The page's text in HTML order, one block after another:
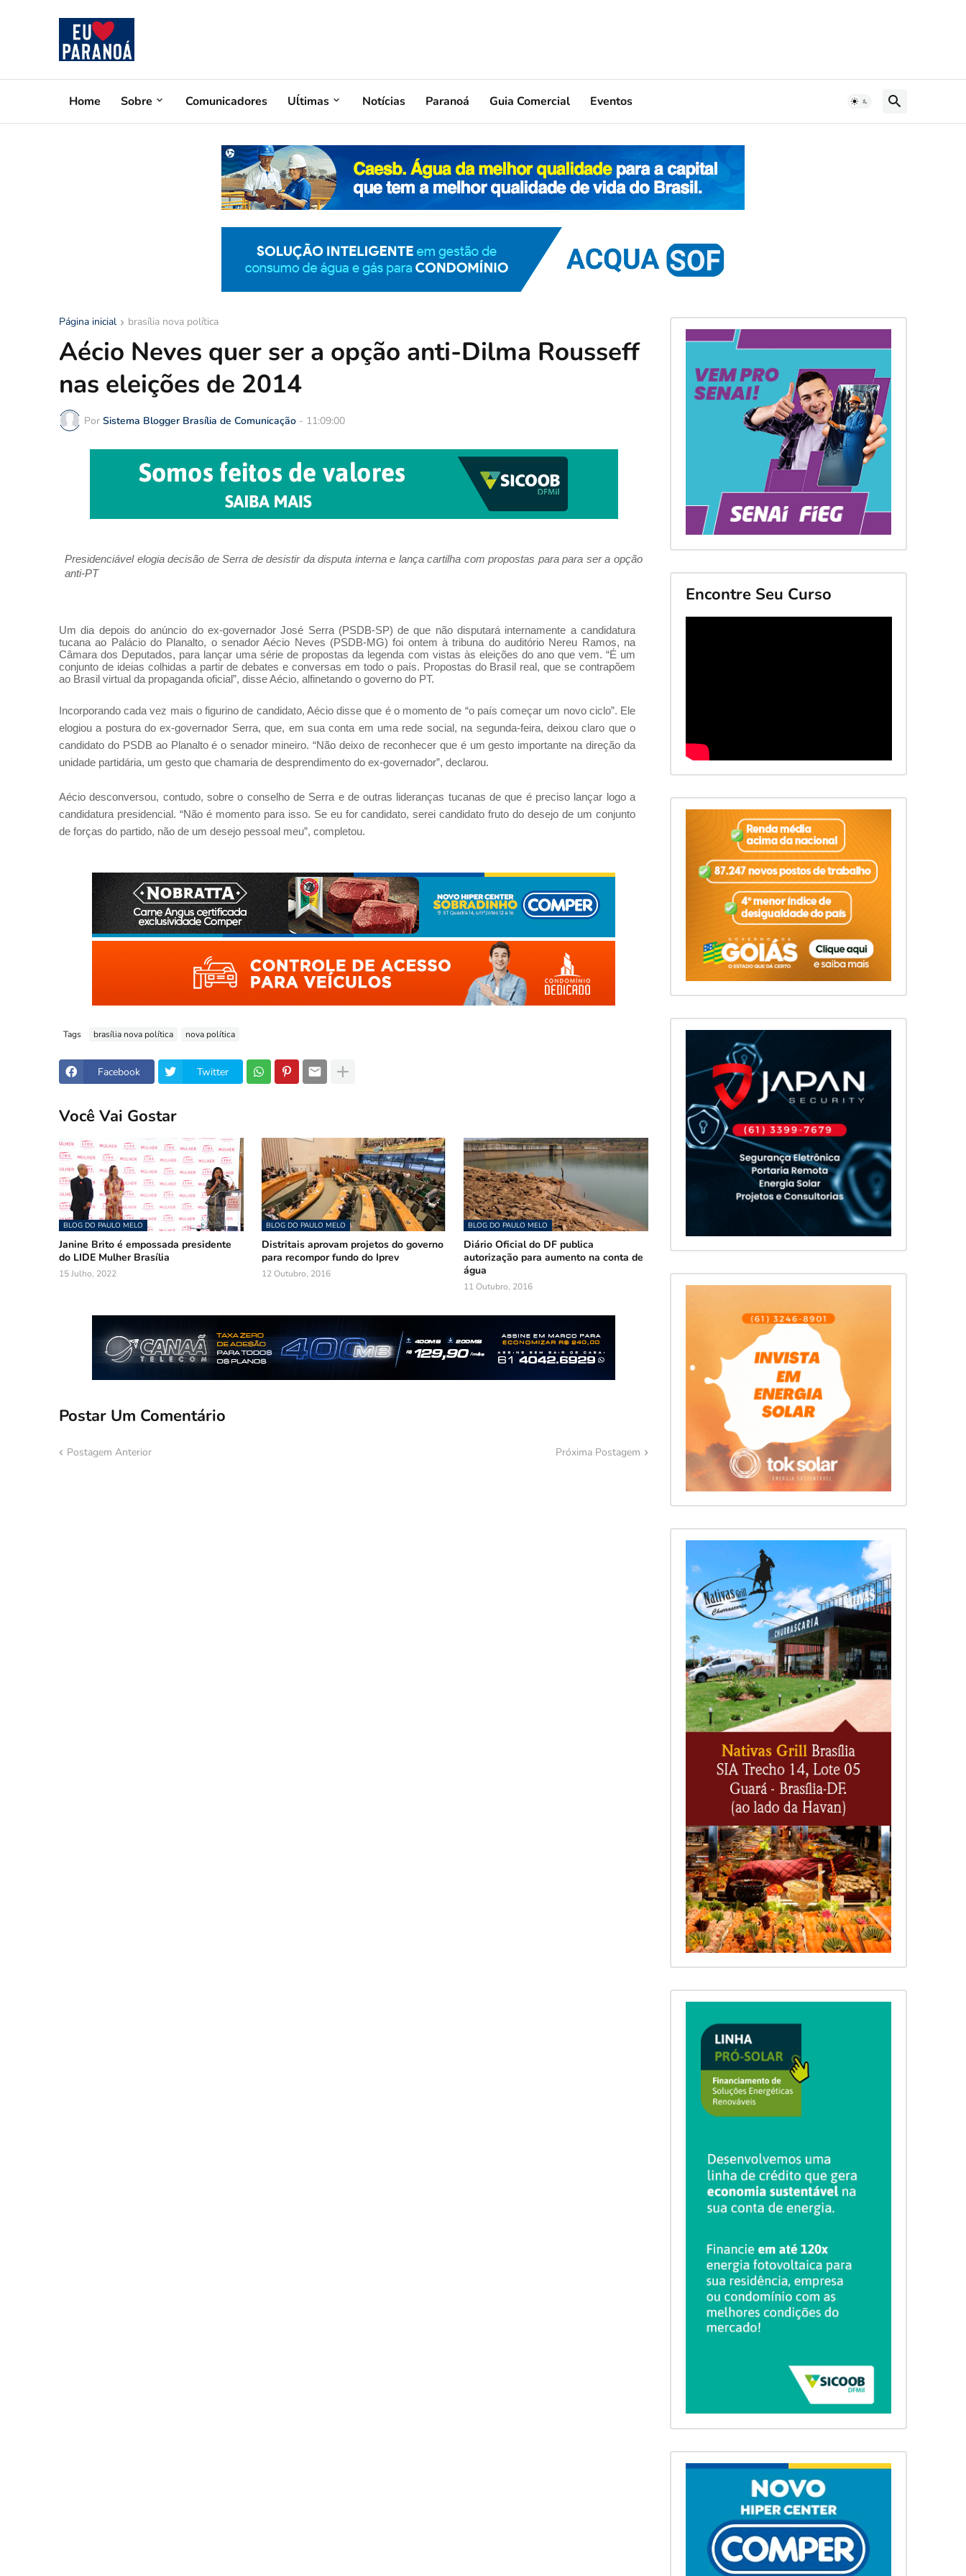
Home Sobre Comunicadores Uĺtimas Notícias Paranoá Guia Comercial Eventos
Página inicial brasília nova política
Aécio Neves quer ser a opção anti-Dilma Rousseff
nas eleições de 2014
Por Sistema Blogger Brasília de Comunicação - 11:09:00
Presidenciável elogia decisão de Serra de desistir da disputa interna e lança cartilha com propostas para para ser a opção
anti-PT
Um dia depois do anúncio do ex-governador José Serra (PSDB-SP) de que não disputará internamente a candidatura
tucana ao Palácio do Planalto, o senador Aécio Neves (PSDB-MG) foi ontem à tribuna do auditório Nereu Ramos, na
Câmara dos Deputados, para lançar uma série de propostas da legenda com vistas às eleições do ano que vem. “É um
conjunto de ideias colhidas a partir de debates e conversas em todo o país. Propostas do Brasil real, que se contrapõem
ao Brasil virtual da propaganda oficial”, disse Aécio, alfinetando o governo do PT.
Incorporando cada vez mais o figurino de candidato, Aécio disse que é o momento de “o país começar um novo ciclo”. Ele
elogiou a postura do ex-governador Serra, que, em sua conta em uma rede social, na segunda-feira, deixou claro que o
candidato do PSDB ao Planalto é o senador mineiro. “Não deixo de reconhecer que é um gesto importante na direção da
unidade partidária, um gesto que chamaria de desprendimento do ex-governador”, declarou.
Aécio desconversou, contudo, sobre o conselho de Serra e de outras lideranças tucanas de que é preciso lançar logo a
candidatura presidencial. “Não é momento para isso. Se eu for candidato, serei candidato fruto do desejo de um conjunto
de forças do partido, não de um desejo pessoal meu”, completou.
Tags brasília nova política nova política
Facebook Twitter
Você Vai Gostar
BLOG DO PAULO MELO
Janine Brito é empossada presidente
do LIDE Mulher Brasília
15 Julho, 2022
BLOG DO PAULO MELO
Distritais aprovam projetos do governo
para recompor fundo do Iprev
12 Outubro, 2016
BLOG DO PAULO MELO
Diário Oficial do DF publica
autorização para aumento na conta de
água
11 Outubro, 2016
Postar Um Comentário
Postagem Anterior Próxima Postagem
Encontre Seu Curso